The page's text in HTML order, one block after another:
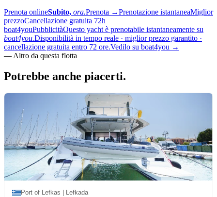
Prenota onlineSubito, ora.Prenota →Prenotazione istantaneaMiglior
prezzoCancellazione gratuita 72h
boat4youPubblicitàQuesto yacht è prenotabile istantaneamente su
boat4you.Disponibilità in tempo reale · miglior prezzo garantito ·
cancellazione gratuita entro 72 ore.Vedilo su boat4you →
— Altro da questa flotta
Potrebbe anche piacerti.
Port of Lefkas | Lefkada